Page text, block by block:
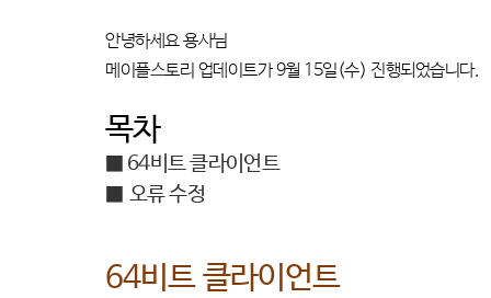
안녕하세요 용사님
메이플스토리 업데이트가9월 15일(수)진행되었습니다.
목차
■ 64비트 클라이언트
오류 수정
64비트 클라이언트